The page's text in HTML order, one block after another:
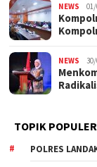
NEWS
NEWS
TOPIK POPULER
POLRES